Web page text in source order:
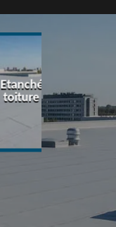
Etanchéité
toiture 76